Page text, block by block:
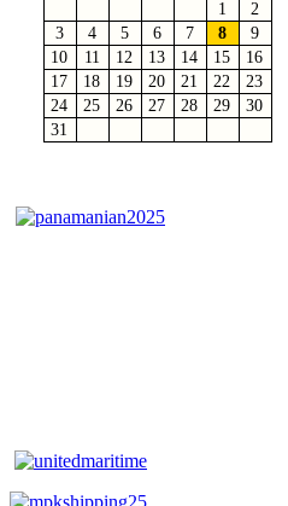
1
2
3
4 5 6 7 8
9
10
11 12 13 14 15
16
17
18 19 20 21 22
23
24
25 26 27 28 29
30
31